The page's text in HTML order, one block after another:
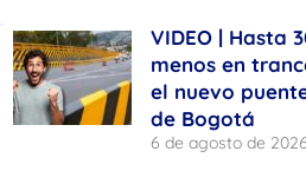
VIDEO | Hasta
menos en
el nuevo
de Bogotá
6 de agosto de 2026